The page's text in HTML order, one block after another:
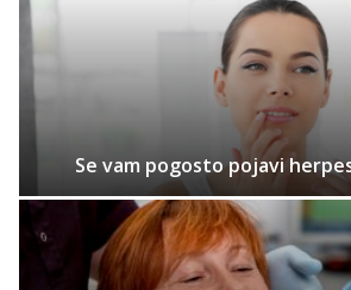
Se vam pogosto pojavi